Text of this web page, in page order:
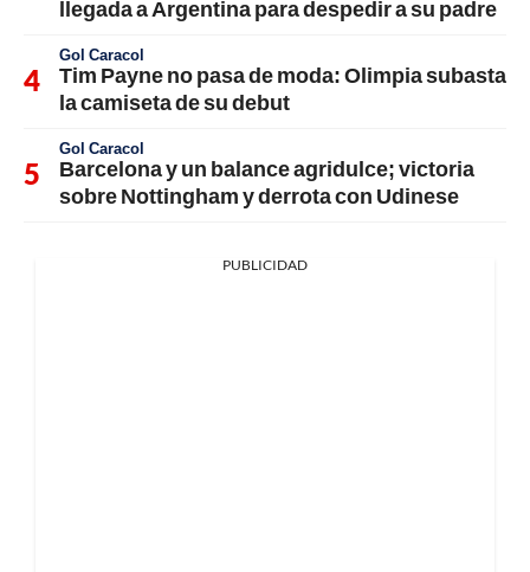
llegada a Argentina para despedir a su padre
Gol Caracol
Tim Payne no pasa de moda: Olimpia subasta
la camiseta de su debut
Gol Caracol
Barcelona y un balance agridulce; victoria
sobre Nottingham y derrota con Udinese
PUBLICIDAD